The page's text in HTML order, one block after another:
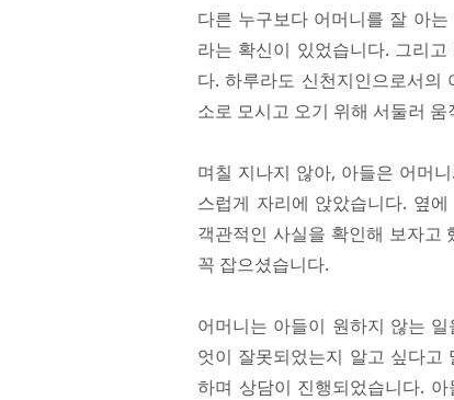
다른 누구보다 어머니를 잘 아
라는 확신이 있었습니다. 그리
다. 하루라도 신천지인으로서의
소로 모시고 오기 위해 서둘러 움
며칠 지나지 않아, 아들은 어머
스럽게 자리에 앉았습니다. 옆
객관적인 사실을 확인해 보자고
꼭 잡으셨습니다.
어머니는 아들이 원하지 않는
엇이 잘못되었는지 알고 싶다고
하며 상담이 진행되었습니다.